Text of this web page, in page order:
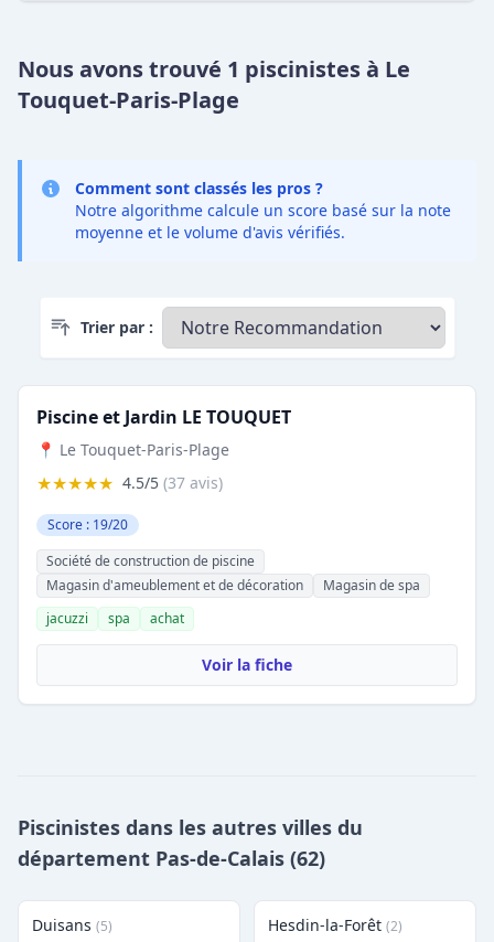
Nous avons trouvé 1 piscinistes à Le
Touquet-Paris-Plage
Comment sont classés les pros ?
Notre algorithme calcule un score basé sur la note
moyenne et le volume d'avis vérifiés.
Trier par :
Piscine et Jardin LE TOUQUET
📍 Le Touquet-Paris-Plage
★★★★★ 4.5/5 (37 avis)
Score : 19/20
Société de construction de piscine
Magasin d'ameublement et de décoration
Magasin de spa
jacuzzi
spa achat
Voir la fiche
Piscinistes dans les autres villes du
département Pas-de-Calais (62)
Duisans (5) Hesdin-la-Forêt (2)